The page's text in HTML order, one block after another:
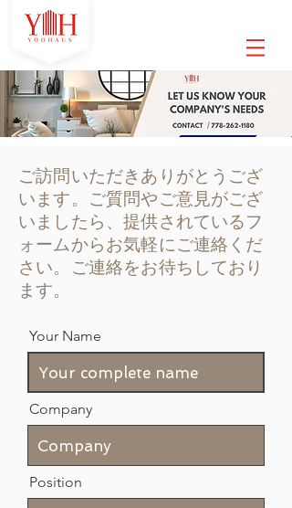
ご訪問いただきありがとうござ
います。ご質問やご意見がござ
いましたら、提供されているフ
ォームからお気軽にご連絡くだ
さい。ご連絡をお待ちしており
ます。
Your Name
Company
Position